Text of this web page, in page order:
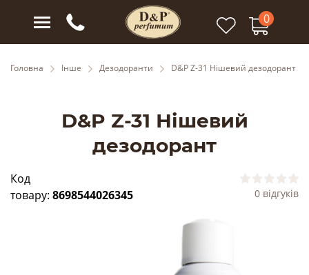
0
Головна Інше Дезодоранти D&P Z-31 Нішевий дезодорант
D&P Z-31 Нішевий
дезодорант
Код
товару: 8698544026345 0 відгуків